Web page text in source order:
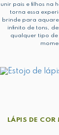
unir pais e filhos na
torna essa
brinde para
infinito de tons,
qualquer tipo de
LÁPIS DE